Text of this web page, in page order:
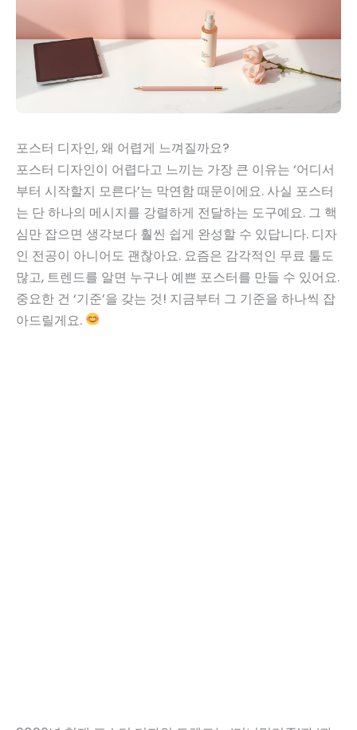
포스터 디자인, 왜 어렵게 느껴질까요?
포스터 디자인이 어렵다고 느끼는 가장 큰 이유는 ‘어디서
부터 시작할지 모른다’는 막연함 때문이에요. 사실 포스터
는 단 하나의 메시지를 강렬하게 전달하는 도구예요. 그 핵
심만 잡으면 생각보다 훨씬 쉽게 완성할 수 있답니다. 디자
인 전공이 아니어도 괜찮아요. 요즘은 감각적인 무료 툴도
많고, 트렌드를 알면 누구나 예쁜 포스터를 만들 수 있어요.
중요한 건 ‘기준’을 갖는 것! 지금부터 그 기준을 하나씩 잡
아드릴게요.